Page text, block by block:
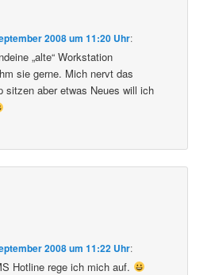
2008 um 11:20 Uhr:
„alte“ Workstation
sie gerne. Mich nervt das
sitzen aber etwas Neues will ich
2008 um 11:22 Uhr:
Hotline rege ich mich auf.